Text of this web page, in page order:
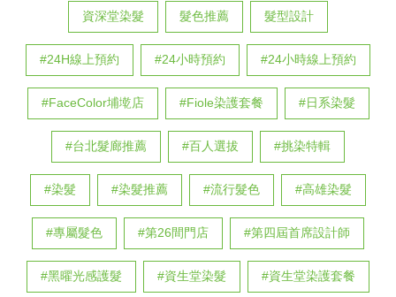
資深堂染髮 髮色推薦 髮型設計
#24H線上預約 #24小時預約 #24小時線上預約
#FaceColor埔墘店 #Fiole染護套餐 #日系染髮
#台北髮廊推薦 #百人選拔 #挑染特輯
#染髮 #染髮推薦 #流行髮色 #高雄染髮
#專屬髮色 #第26間門店 #第四屆首席設計師
#黑曜光感護髮 #資生堂染髮 #資生堂染護套餐